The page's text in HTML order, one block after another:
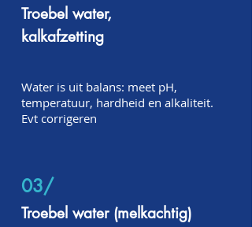
Troebel water,
kalkafzetting
Water is uit balans: meet pH,
temperatuur, hardheid en alkaliteit.
Evt corrigeren
03/
Troebel water (melkachtig)